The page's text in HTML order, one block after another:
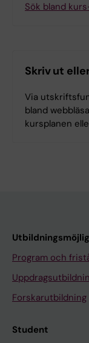
Sök bland
Skriv ut
Via
bland
kursplanen
Program och
Forskarutbildning
Student